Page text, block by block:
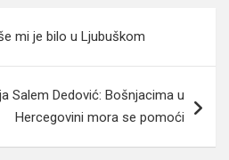
mi je bilo u Ljubuškom
Salem Dedović: Bošnjacima u
Hercegovini mora se pomoći